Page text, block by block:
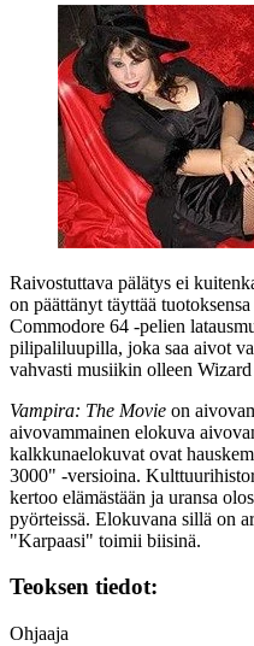
Raivostuttava pälätys ei
on päättänyt täyttää
Commodore 64 ‑pelien
pilipaliluupilla, joka saa aivot
vahvasti musiikin olleen
Vampira: The Movie on
aivovammainen elokuva
kalkkunaelokuvat ovat
3000" ‑versioina.
kertoo elämästään ja uransa
pyörteissä. Elokuvana sillä on
"Karpaasi" toimii biisinä.
Teoksen tiedot:
Ohjaaja